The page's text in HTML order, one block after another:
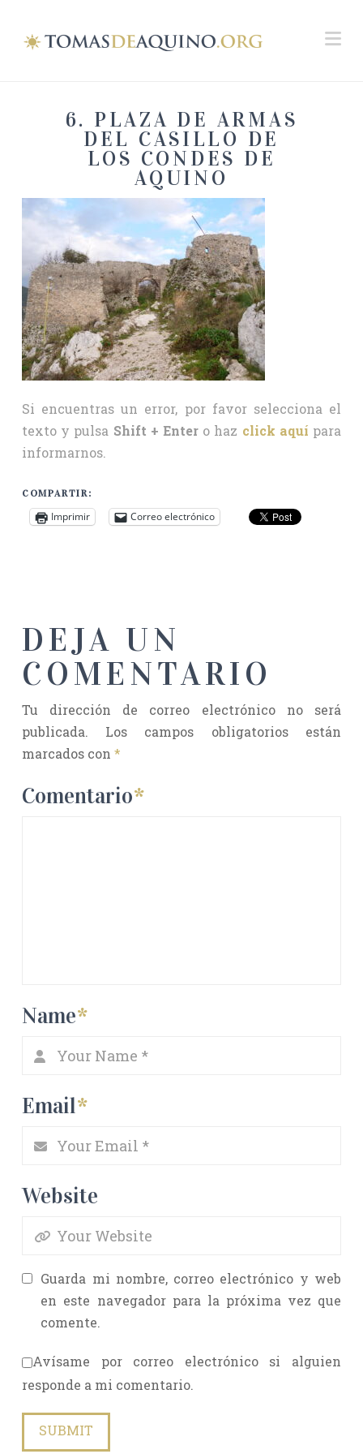
6. PLAZA DE ARMAS
DEL CASILLO DE
LOS CONDES DE
AQUINO
Si encuentras un error, por favor selecciona el
texto y pulsa Shift + Enter o haz click aquí para
informarnos.
COMPARTIR:
Imprimir Correo electrónico
DEJA UN
COMENTARIO
Tu dirección de correo electrónico no será
publicada.
Los campos obligatorios están
marcados con *
Comentario*
Name*
Email*
Website
Guarda mi nombre, correo electrónico y web
en este navegador para la próxima vez que
comente.
Avísame por correo electrónico si alguien
responde a mi comentario.